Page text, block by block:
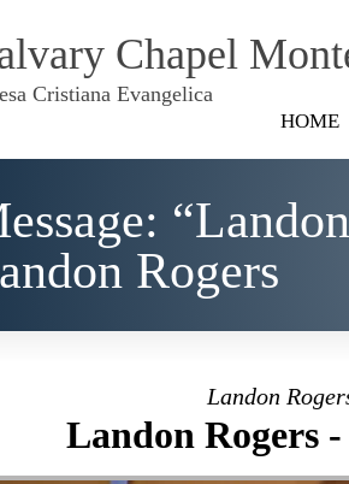
Chapel
Cristiana Evangelica
HOME
Rogers
Landon
Landon Rogers -